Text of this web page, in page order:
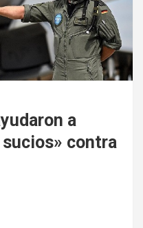
a
sucios» contra